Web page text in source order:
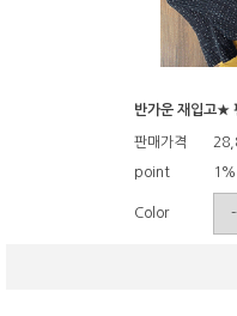
반가운 재입고★
판매가격
point 1%
Color